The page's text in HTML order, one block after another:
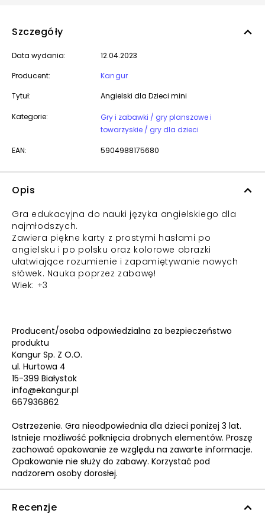
Szczegóły
Data wydania:
12.04.2023
Producent:
Kangur
Tytuł:
Angielski dla Dzieci mini
Kategorie:
Gry i zabawki / gry planszowe i
towarzyskie / gry dla dzieci
EAN: 5904988175680
Opis
Gra edukacyjna do nauki języka angielskiego dla
najmłodszych.
Zawiera piękne karty z prostymi hasłami po
angielsku i po polsku oraz kolorowe obrazki
ułatwiające rozumienie i zapamiętywanie nowych
słówek. Nauka poprzez zabawę!
Wiek: +3
Producent/osoba odpowiedzialna za bezpieczeństwo
produktu
Kangur Sp. Z O.O.
ul. Hurtowa 4
15-399 Białystok
info@ekangur.pl
667936862
Ostrzeżenie. Gra nieodpowiednia dla dzieci poniżej 3 lat.
Istnieje możliwość połknięcia drobnych elementów. Proszę
zachować opakowanie ze względu na zawarte informacje.
Opakowanie nie służy do zabawy. Korzystać pod
nadzorem osoby dorosłej.
Recenzje